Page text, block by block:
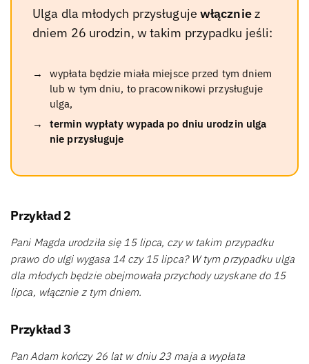
Ulga dla młodych przysługuje włączniez
dniem 26 urodzin, w takim przypadku jeśli:
wypłata będzie miała miejsce przed tym dniem
lub w tym dniu, to pracownikowi przysługuje
ulga,
termin wypłaty wypada po dniu urodzin ulga
nie przysługuje
Przykład 2
Pani Magda urodziła się 15 lipca, czy w takim przypadku
prawo do ulgi wygasa 14 czy 15 lipca? W tym przypadku ulga
dla młodych będzie obejmowała przychody uzyskane do 15
lipca, włącznie z tym dniem.
Przykład 3
Pan Adam kończy 26 lat w dniu 23 maja a wypłata